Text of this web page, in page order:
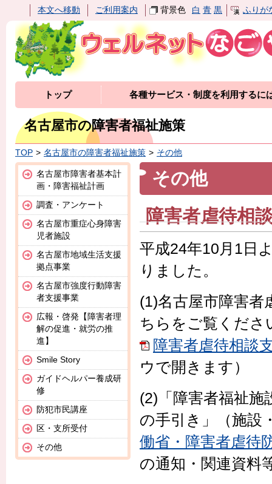
本文へ移動 ご利用案内 背景色 白 青 黒 ふりが
トップ 各種サービス・制度を利用するに
名古屋市の障害者福祉施策
TOP 名古屋市の障害者福祉施策 その他
その他
障害者虐待相
平成24年10月1日
りました。
(1)名古屋市障害
ちらをご覧くださ
障害者虐待相談
ウで開きます）
(2)「障害者福祉施
の手引き」（施設
働省・障害者虐待
の通知・関連資料
名古屋市障害者基本計
画・障害福祉計画
調査・アンケート
名古屋市重症心身障害
児者施設
名古屋市地域生活支援
拠点事業
名古屋市強度行動障害
者支援事業
広報・啓発【障害者理
解の促進・就労の推
進】
Smile Story
ガイドヘルパー養成研
修
防犯市民講座
区・支所受付
その他